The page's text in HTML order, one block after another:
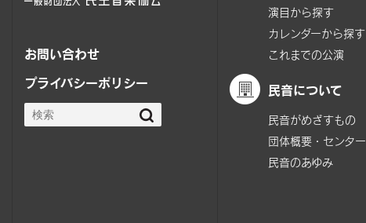
お問い合わせ
プライバシーポリシー
演目から探す
カレンダーから探す
これまでの公演
民音について
民音がめざすもの
団体概要・センター
民音のあゆみ